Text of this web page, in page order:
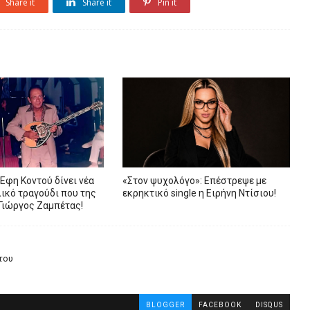
Κοντού δίνει νέα
τραγούδι που της
Ζαμπέτας!
«Στον ψυχολόγο»: Επέστρεψε με
εκρηκτικό single η Ειρήνη Ντίσιου!
BLOGGER FACEBOOK DISQUS